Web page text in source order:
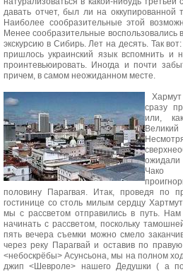
давать отчет, был ли на
Наиболее сообразительные этой
Менее сообразительные воспользовались
экскурсию в Сибирь. Лет на десять. Так
пришлось украинский язык вспомнить и
проинтевьюировать. Иногда и почти
причем, в самом неожиданном месте.
Хармут
сразу
или,
ожидали
половину Парагвая. Итак, проведя по
гостинице со столь милым сердцу
мы с рассветом отправились в путь. Нам
начинать с рассветом, поскольку
пять вечера съемки можно смело
через реку Парагвай и оставив по
<небоскрёбы> Асунсьона, мы на полном
джип <Шевроле> нашего Дедушки ( а